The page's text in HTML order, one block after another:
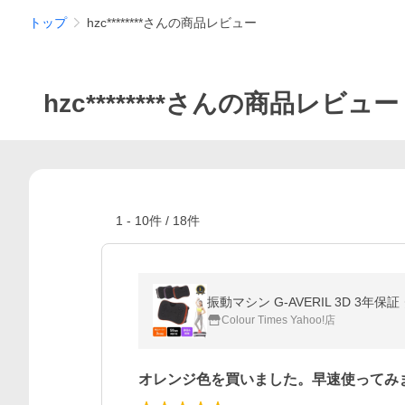
トップ hzc********さんの商品レビュー
hzc********さんの商品レビュー
1 - 10件 / 18件
Colour Times Yahoo!店
オレンジ色を買いました。早速使って